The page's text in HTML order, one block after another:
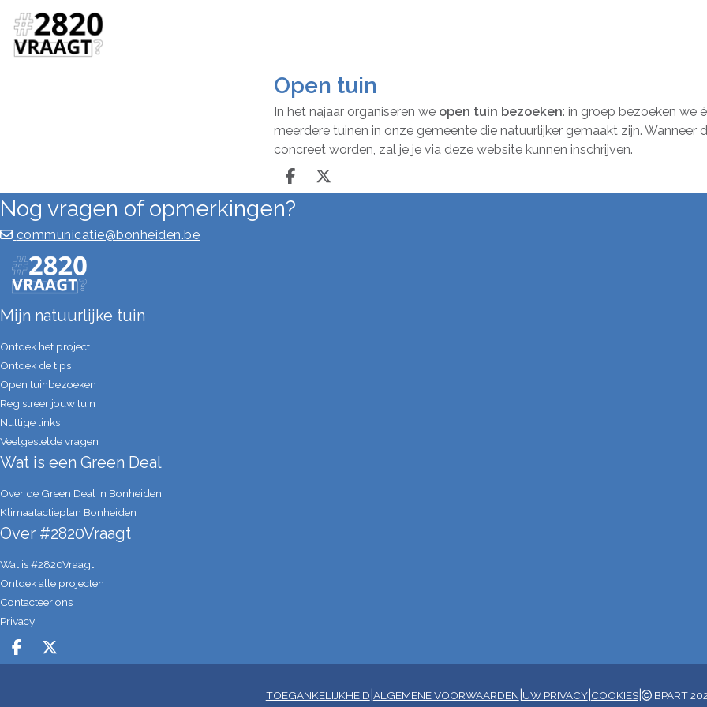
Open tuin
In het najaar organiseren we open tuin bezoeken: in groep bezoeken we
meerdere tuinen in onze gemeente die natuurlijker gemaakt zijn. Wanneer
concreet worden, zal je je via deze website kunnen inschrijven.
Deel op facebook
Deel op X
Nog vragen of opmerkingen?
communicatie@bonheiden.be
Mijn natuurlijke tuin
Ontdek het project
Ontdek de tips
Open tuinbezoeken
Registreer jouw tuin
Nuttige links
Veelgestelde vragen
Wat is een Green Deal
Over de Green Deal in Bonheiden
Klimaatactieplan Bonheiden
Over #2820Vraagt
Wat is #2820Vraagt
Ontdek alle projecten
Contacteer ons
Privacy
Deel op facebook
Deel op X
TOEGANKELIJKHEID ALGEMENE VOORWAARDEN UW PRIVACY| COOKIES| BPART